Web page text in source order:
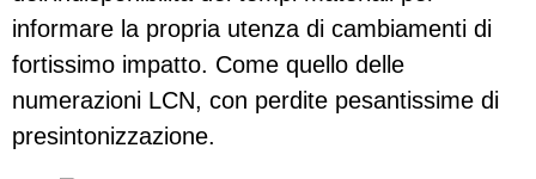
informare la propria utenza di cambiamenti di
fortissimo impatto. Come quello delle
numerazioni LCN, con perdite pesantissime di
presintonizzazione.